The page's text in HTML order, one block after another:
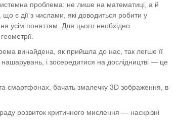
проблема: не лише на математиці, а й
є дії з числами, які доводиться робити у
усім поняттям. Для цього необхідно
винайдена, як прийшла до нас, так легше її
і зосередитися на дослідництві — це
смартфонах, бачать змалечку 3D зображення, в
розвиток критичного мислення — наскрізні